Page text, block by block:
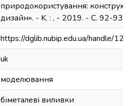
природокористування:
дизайн». - K. : , - 2019. - С. 92-93.
https://dglib.nubip.edu.ua/handle/
uk
моделювання
біметалеві виливки